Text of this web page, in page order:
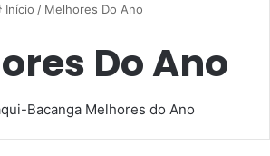
Início / Melhores Do Ano
Do Ano
Bacanga Melhores do Ano